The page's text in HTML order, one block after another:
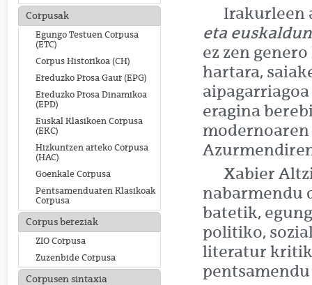
Corpusak
Egungo Testuen Corpusa
(ETC)
Corpus Historikoa (CH)
Ereduzko Prosa Gaur (EPG)
Ereduzko Prosa Dinamikoa
(EPD)
Euskal Klasikoen Corpusa
(EKC)
Hizkuntzen arteko Corpusa
(HAC)
Goenkale Corpusa
Pentsamenduaren Klasikoak
Corpusa
Corpus bereziak
ZIO Corpusa
Zuzenbide Corpusa
Corpusen sintaxia
Irakurleen
eta
ez zen
hartara,
eragina
modernoaren
Xabier
nabarmendu
batetik,
politiko,
literatur